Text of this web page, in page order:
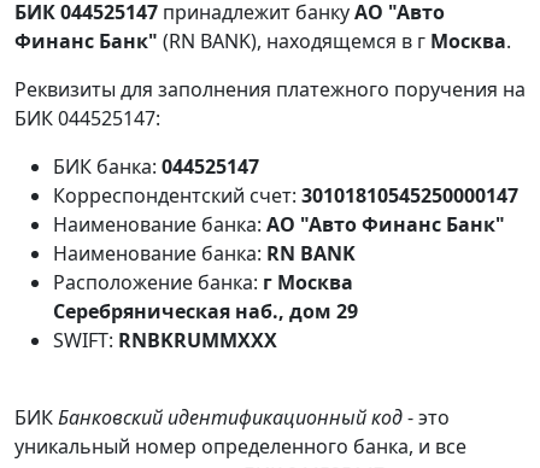
БИК 044525147 принадлежит банкуАО "Авто
Финанс Банк" (RN BANK), находящемся в г Москва.
Реквизиты для заполнения платежного поручения на
БИК 044525147:
БИК банка: 044525147
Корреспондентский счет: 30101810545250000147
Наименование банка: АО "Авто Финанс Банк"
Наименование банка: RN BANK
Расположение банка: г Москва
Серебряническая наб., дом 29
SWIFT: RNBKRUMMXXX
БИКБанковский идентификационный код- это
уникальный номер определенного банка, и все